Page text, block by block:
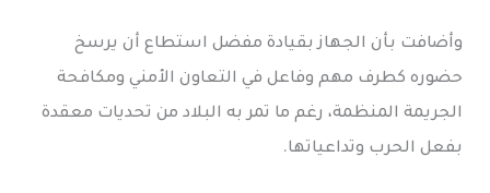
وأضافت بأن الجهاز بقيادة مفضل استطاع أن يرسخ
حضوره كطرف مهم وفاعل في التعاون الأمني ومكافحة
الجريمة المنظمة، رغم ما تمر به البلاد من تحديات معقدة
بفعل الحرب وتداعياتها.